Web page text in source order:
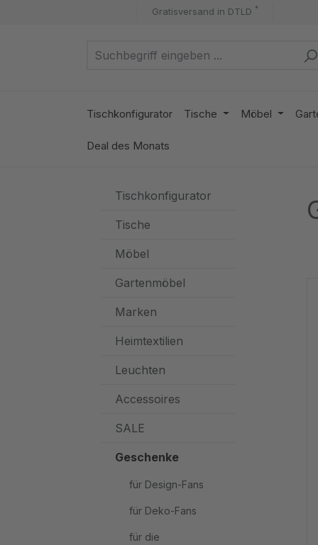
Zur Hauptnavigation springenGratisversand in DTLD *
Tischkonfigurator Tische Möbel
Deal des Monats
Tischkonfigurator
Tische
Möbel
Gartenmöbel
Marken
Heimtextilien
Leuchten
Accessoires
SALE
Geschenke
für Design-Fans
für Deko-Fans
für die